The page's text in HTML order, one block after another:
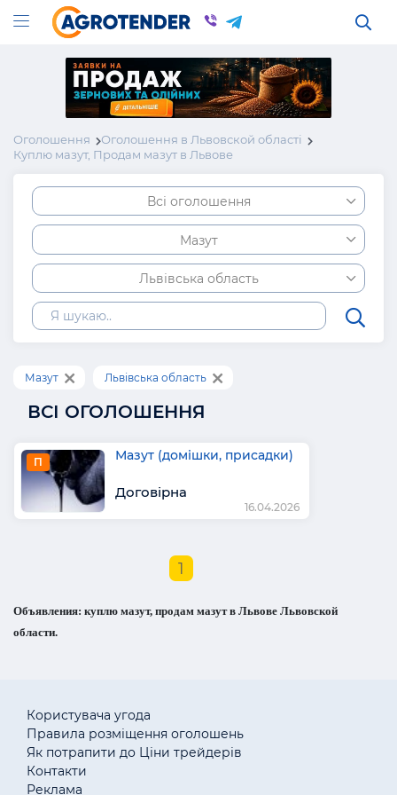
Оголошення
Оголошення в Львовской області
Куплю мазут, Продам мазут в Львове
Всі оголошення
Мазут
Львівська область
Мазут Львівська область
ВСІ ОГОЛОШЕННЯ
П Мазут (домішки, присадки)
Договірна
16.04.2026
1
Объявления: куплю мазут, продам мазут в Львове Львовской
области.
Користувача угода
Правила розміщення оголошень
Як потрапити до Ціни трейдерів
Контакти
Реклама